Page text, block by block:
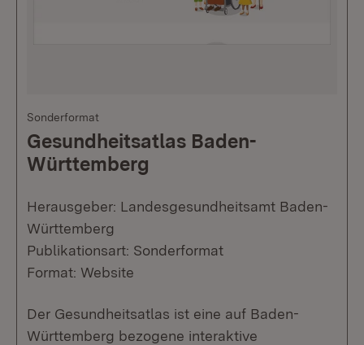
Sonderformat
Gesundheitsatlas Baden-
Württemberg
Herausgeber: Landesgesundheitsamt Baden-
Württemberg
Publikationsart: Sonderformat
Format: Website
Der Gesundheitsatlas ist eine auf Baden-
Württemberg bezogene interaktive